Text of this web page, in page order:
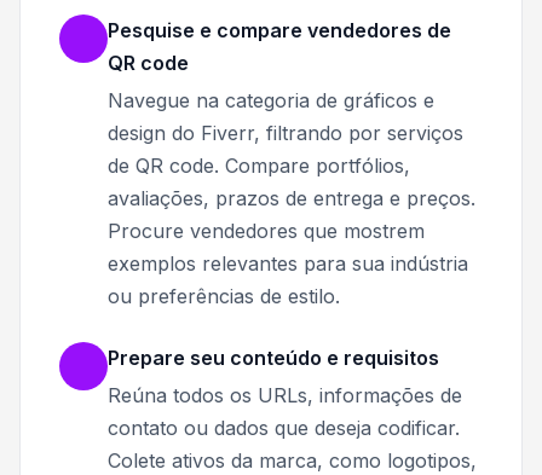
Pesquise e compare vendedores de
QR code
Navegue na categoria de gráficos e
design do Fiverr, filtrando por serviços
de QR code. Compare portfólios,
avaliações, prazos de entrega e preços.
Procure vendedores que mostrem
exemplos relevantes para sua indústria
ou preferências de estilo.
Prepare seu conteúdo e requisitos
Reúna todos os URLs, informações de
contato ou dados que deseja codificar.
Colete ativos da marca, como logotipos,